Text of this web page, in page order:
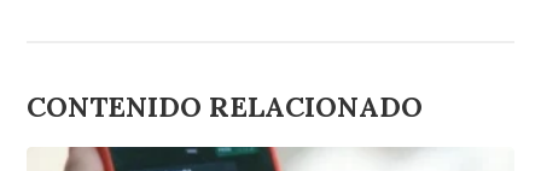
CONTENIDO RELACIONADO